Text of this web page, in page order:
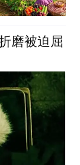
磨被迫屈